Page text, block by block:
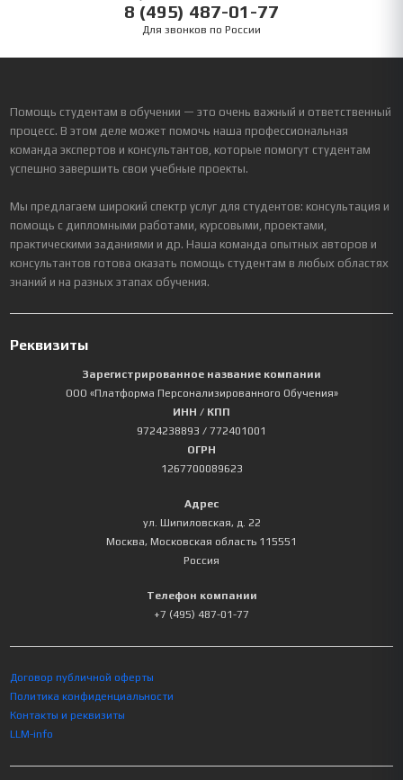
8 (495) 487-01-77
Для звонков по России
Помощь студентам в обучении — это очень важный и ответственный
процесс. В этом деле может помочь наша профессиональная
команда экспертов и консультантов, которые помогут студентам
успешно завершить свои учебные проекты.
Мы предлагаем широкий спектр услуг для студентов: консультация и
помощь с дипломными работами, курсовыми, проектами,
практическими заданиями и др. Наша команда опытных авторов и
консультантов готова оказать помощь студентам в любых областях
знаний и на разных этапах обучения.
Реквизиты
Зарегистрированное название компании
ООО «Платформа Персонализированного Обучения»
ИНН / КПП
9724238893 / 772401001
ОГРН
1267700089623
Адрес
ул. Шипиловская, д. 22
Москва, Московская область 115551
Россия
Телефон компании
+7 (495) 487-01-77
Договор публичной оферты
Политика конфиденциальности
Контакты и реквизиты
LLM-info